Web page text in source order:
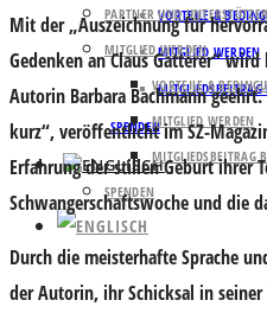
VORTEILE &
MITGLIED WERDEN
MITGLIEDSBEITRAG
SPENDEN
PARTNER UND
MITGLIED WERDEN
VORTEILE &
MITGLIED WERDEN
MITGLIEDSBEITRAG
SPENDEN
Mit der „Auszeichnung für
Gedenken an Claus Gatterer“
Autorin Barbara Bachmann
kurz“, veröffentlicht im SZ-
Erfahrung der stillen Geburt ihrer
Schwangerschaftswoche und die
Durch die meisterhafte Sprache
der Autorin, ihr Schicksal in